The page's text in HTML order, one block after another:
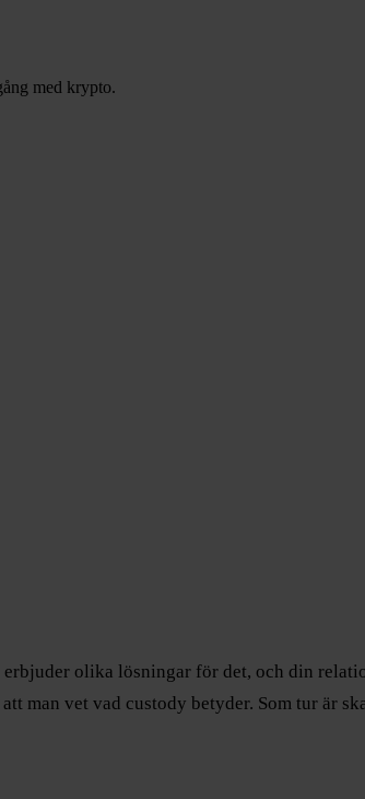
med krypto.
olika lösningar för det, och din
man vet vad custody betyder. Som tur är